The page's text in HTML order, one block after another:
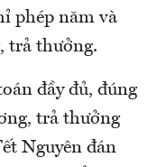
phép năm và
trả thưởng.
đầy đủ, đúng
trả thưởng
Nguyên đán